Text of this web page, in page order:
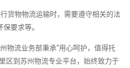
货物物流运输时，需要遵守相关的法
要求等。
流业务部秉承“用心呵护，值得托
区到苏州物流专业平台，始终致力于